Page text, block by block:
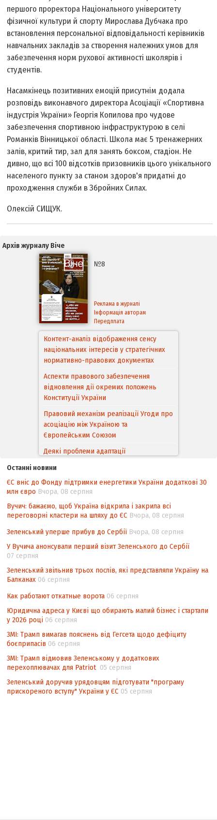
першого проректора Національного університету
фізичної культури й спорту Мирослава Дубчака про
встановлення персональної відповідальності керівників
навчальних закладів за створення належних умов для
забезпечення норм рухової активності школярів і
студентів.
Насамкінець позитивних емоцій присутнім додала
розповідь виконавчого директора Асоціації «Спортивна
індустрія України» Георгія Копилова про чудове
забезпечення спортивною інфраструктурою в селі
Романків Вінницької області. Школа має 5 тренажерних
залів, критий тир, зал для занять боксом, стадіон. Не
дивно, що всі 100 відсотків призовників цього унікального
населеного пункту за станом здоров'я придатні до
проходження служби в Збройних Силах.
Олексій СИЩУК.
Архів журналу Віче
№8
Реклама в журналі
Інформація авторам
Передплата
Контент-аналіз відображення сенсу
національних інтересів у стратегічних
нормативно-правових документах
Аспекти правового забезпечення
відновлення дії окремих положень
Конституції України
Правовий механізм реалізації Угоди про
асоціацію між Україною та
Європейським Cоюзом
Деякі проблеми адаптації
походження товарів відповідно до
Угоди про торговельні аспекти прав
інтелектуальної власності (TRIPS) у
контексті євроінтеграції
Аналіз виборчого законодавства щодо
невизначеності механізму повторного
підрахунку голосів виборців
Останні новини
ЄС вніс до Фонду підтримки енергетики України додаткові 30
млн євро Вчора, 08 серпня
Вучич: бажаємо, щоб Україна відкрила і закрила всі
переговорні кластери на шляху до ЄС Вчора, 08 серпня
Зеленський уперше прибув до Сербії Вчора, 08 серпня
У Вучича анонсували перший візит Зеленського до Сербії
07 серпня
Зеленський звільнив трьох послів, які представляли Україну на
Балканах 06 серпня
Как работают откатные ворота 06 серпня
Юридична адреса у Києві що обирають малий бізнес і стартапи
у 2026 році 06 серпня
ЗМІ: Трамп вимагав пояснень від Гегсета щодо дефіциту
боєприпасів 06 серпня
ЗМІ: Трамп відмовив Зеленському у додаткових
перехоплювачах для Patriot 05 серпня
Зеленський доручив урядовцям підготувати "програму
прискореного вступу" України у ЄС 05 серпня